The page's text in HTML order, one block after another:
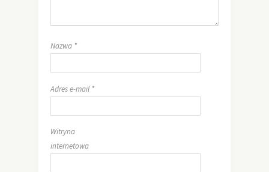
Nazwa *
Adres e-mail *
Witryna
internetowa